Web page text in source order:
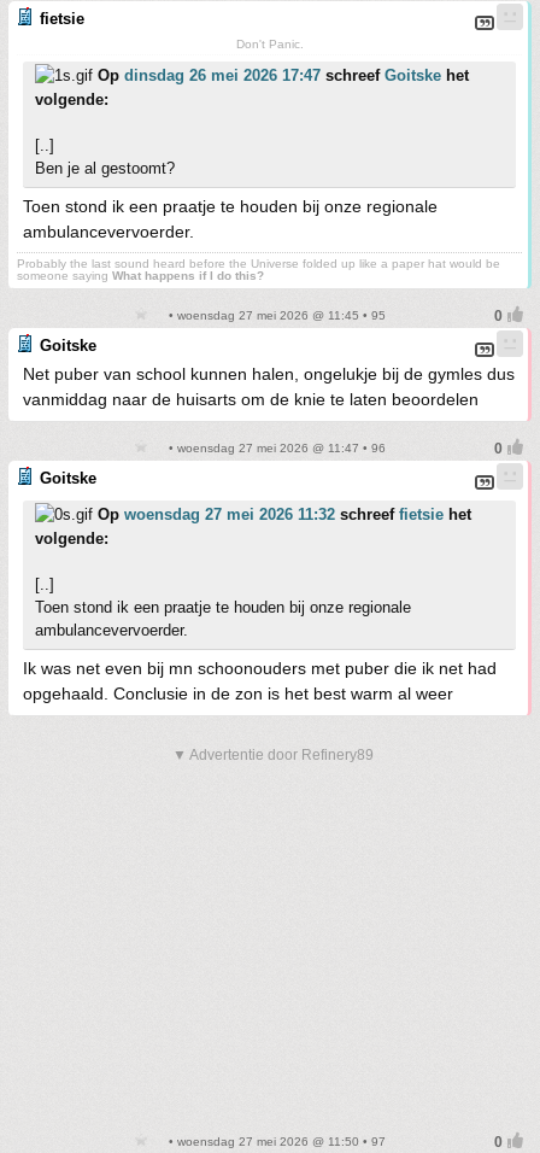
fietsie
Don't Panic.
Op dinsdag 26 mei 2026 17:47 schreef Goitske het
volgende:
[..]
Ben je al gestoomt?
Toen stond ik een praatje te houden bij onze regionale
ambulancevervoerder.
Probably the last sound heard before the Universe folded up like a paper hat would be
someone saying What happens if I do this?
• woensdag 27 mei 2026 @ 11:45 • 95
Goitske
Net puber van school kunnen halen, ongelukje bij de gymles dus
vanmiddag naar de huisarts om de knie te laten beoordelen
• woensdag 27 mei 2026 @ 11:47 • 96
Goitske
Op woensdag 27 mei 2026 11:32 schreef fietsie het
volgende:
[..]
Toen stond ik een praatje te houden bij onze regionale
ambulancevervoerder.
Ik was net even bij mn schoonouders met puber die ik net had
opgehaald. Conclusie in de zon is het best warm al weer
▼ Advertentie door Refinery89
• woensdag 27 mei 2026 @ 11:50 • 97